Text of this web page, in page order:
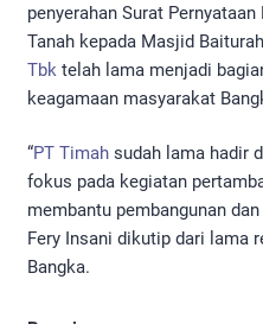
penyerahan Surat
Tanah kepada Masjid
Tbk telah lama menjadi
keagamaan masyarakat
“PT Timah sudah lama hadir
fokus pada kegiatan
membantu pembangunan
Fery Insani dikutip dari lama
Bangka.